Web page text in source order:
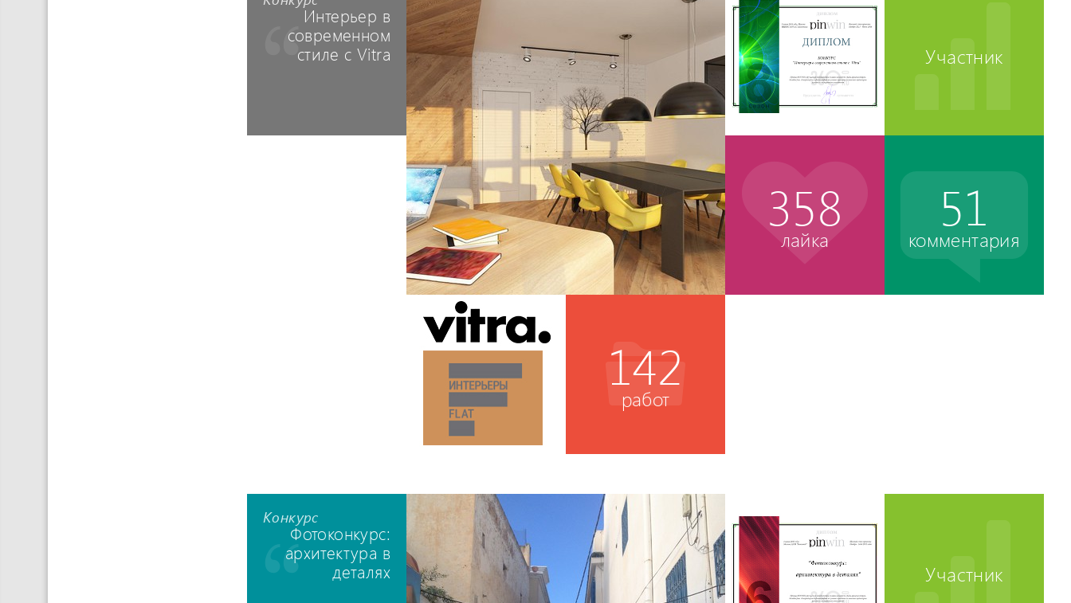
Интерьер в
современном
стиле с Vitra
Участник
358
лайка
51
комментария
142
работ
Конкурс
Фотоконкурс:
архитектура в
деталях
Участник